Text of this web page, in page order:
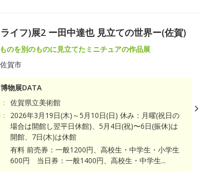
イフ)展2 ー田中達也 見立ての世界ー(佐賀)
のを別のものに見立てたミニチュアの作品展
賀市
物展DATA
佐賀県立美術館
2026年3月19日(木)～5月10日(日) 休み：月曜(祝日の
場合は開館し翌平日休館)、5月4日(祝)〜6日(振休)は
開館、7日(木)は休館
有料 前売券：一般1200円、高校生・中学生・小学生
600円 当日券：一般1400円、高校生・中学生...